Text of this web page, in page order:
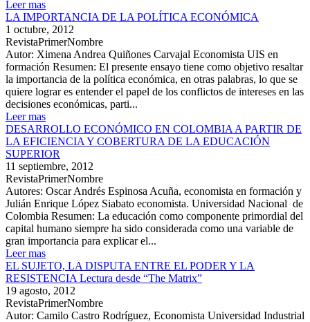
Leer mas
LA IMPORTANCIA DE LA POLÍTICA ECONÓMICA
1 octubre, 2012
RevistaPrimerNombre
Autor: Ximena Andrea Quiñones Carvajal Economista UIS en
formación Resumen: El presente ensayo tiene como objetivo resaltar
la importancia de la política económica, en otras palabras, lo que se
quiere lograr es entender el papel de los conflictos de intereses en las
decisiones económicas, parti...
Leer mas
DESARROLLO ECONÓMICO EN COLOMBIA A PARTIR DE
LA EFICIENCIA Y COBERTURA DE LA EDUCACIÓN
SUPERIOR
11 septiembre, 2012
RevistaPrimerNombre
Autores: Oscar Andrés Espinosa Acuña, economista en formación y
Julián Enrique López Siabato economista. Universidad Nacional de
Colombia Resumen: La educación como componente primordial del
capital humano siempre ha sido considerada como una variable de
gran importancia para explicar el...
Leer mas
EL SUJETO, LA DISPUTA ENTRE EL PODER Y LA
RESISTENCIA Lectura desde “The Matrix”
19 agosto, 2012
RevistaPrimerNombre
Autor: Camilo Castro Rodríguez, Economista Universidad Industrial